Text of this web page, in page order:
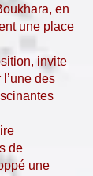
en
une place
invite
des
de
une